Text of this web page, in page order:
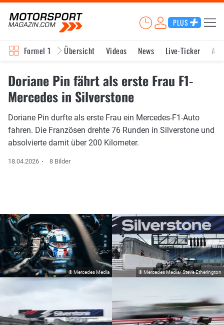
PLUS
Formel 1 Übersicht Videos News Live-Ticker
Doriane Pin fährt als erste Frau F1-
Mercedes in Silverstone
Doriane Pin durfte als erste Frau ein Mercedes-F1-Auto
fahren. Die Französen drehte 76 Runden in Silverstone und
absolvierte damit über 200 Kilometer.
18.04.2026 8 Bilder